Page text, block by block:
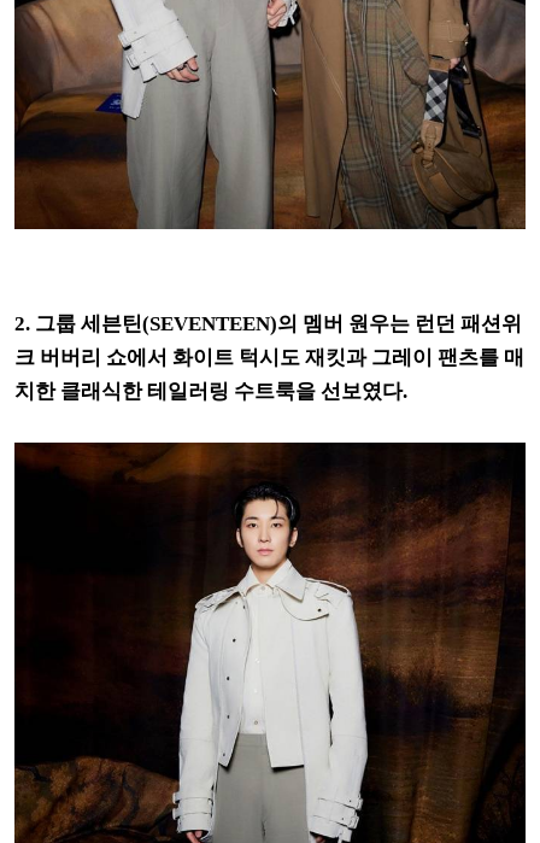
2. 그룹 세븐틴(SEVENTEEN)의 멤버 원우는 런던 패션위
크 버버리 쇼에서 화이트 턱시도 재킷과 그레이 팬츠를 매
치한 클래식한 테일러링 수트룩을 선보였다.